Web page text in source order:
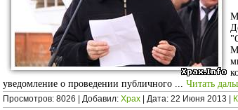
уведомление о проведении публичного ... Читать
Просмотров: 8026 | Добавил: Xpax | Дата: 22 Июня 2013